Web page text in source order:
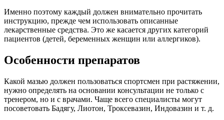
Именно поэтому каждый должен внимательно прочитать
инструкцию, прежде чем использовать описанные
лекарственные средства. Это же касается других категорий
пациентов (детей, беременных женщин или аллергиков).
Особенности препаратов
Какой мазью должен пользоваться спортсмен при растяжении,
нужно определять на основании консультации не только с
тренером, но и с врачами. Чаще всего специалисты могут
посоветовать Бадягу, Лиотон, Троксевазин, Индовазин и т. д.